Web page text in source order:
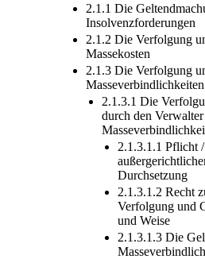
2.1.1 Die
Insolvenzforderungen
2.1.2 Die Verfolgung
Massekosten
2.1.3 Die Verfolgung
Masseverbindlichkeiten
2.1.3.1 Die
durch den
2.1.3.1.1 Pflicht
Durchsetzung
2.1.3.1.2 Recht
Verfolgung und
und Weise
2.1.3.1.3 Die